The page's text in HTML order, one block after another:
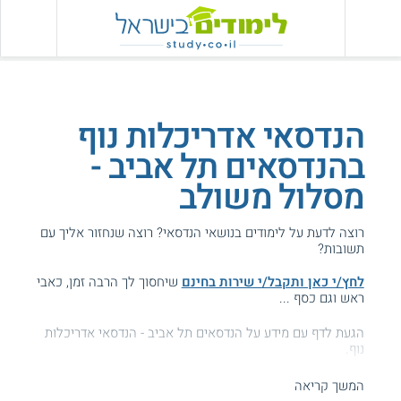
הנדסאי אדריכלות נוף
בהנדסאים תל אביב -
מסלול משולב
רוצה לדעת על לימודים בנושאי הנדסאי? רוצה שנחזור אליך עם
תשובות?
לחץ/י כאן ותקבל/י שירות בחינם שיחסוך לך הרבה זמן, כאבי
ראש וגם כסף ...
הגעת לדף עם מידע על הנדסאים תל אביב - הנדסאי אדריכלות
נוף.
המידע באתר הועיל ל87% מהגולשים.המשך קריאה